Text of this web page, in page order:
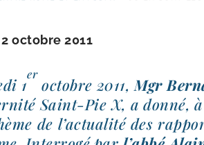
octobre 2011
1
er
octobre 2011, Mgr
Saint-​Pie X, a don­né,
de l’actualité des